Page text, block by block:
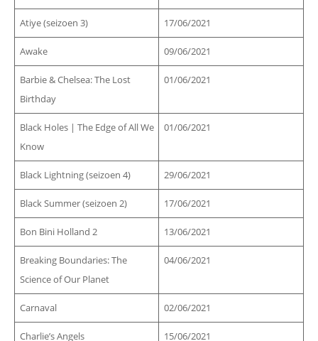
Atiye (seizoen 3) 17/06/2021
Awake 09/06/2021
Barbie & Chelsea: The Lost
Birthday
01/06/2021
Black Holes | The Edge of All We
Know
01/06/2021
Black Lightning (seizoen 4) 29/06/2021
Black Summer (seizoen 2) 17/06/2021
Bon Bini Holland 2 13/06/2021
Breaking Boundaries: The
Science of Our Planet
04/06/2021
Carnaval 02/06/2021
Charlie’s Angels 15/06/2021